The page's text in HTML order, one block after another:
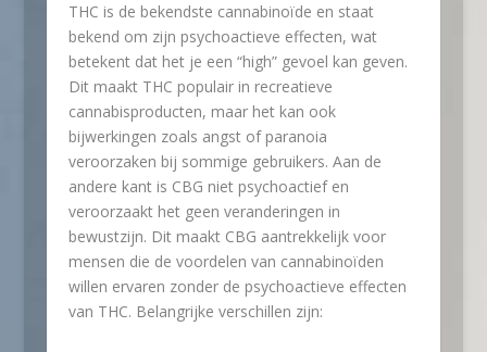
THC is de bekendste cannabinoïde en staat
bekend om zijn psychoactieve effecten, wat
betekent dat het je een “high” gevoel kan geven.
Dit maakt THC populair in recreatieve
cannabisproducten, maar het kan ook
bijwerkingen zoals angst of paranoia
veroorzaken bij sommige gebruikers. Aan de
andere kant is CBG niet psychoactief en
veroorzaakt het geen veranderingen in
bewustzijn. Dit maakt CBG aantrekkelijk voor
mensen die de voordelen van cannabinoïden
willen ervaren zonder de psychoactieve effecten
van THC. Belangrijke verschillen zijn: